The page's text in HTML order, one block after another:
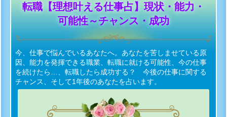
転職【理想叶える仕事占】現状・能力・
可能性～チャンス・成功
今、仕事で悩んでいるあなたへ。あなたを苦しませている原
因、能力を発揮できる職業、転職に就ける可能性、今の仕事
を続けたら…、転職したら成功する？ 今後の仕事に関する
チャンス、そして1年後のあなたを占います。